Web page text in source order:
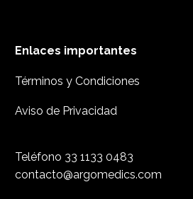
Enlaces importantes
Términos y Condiciones
Aviso de Privacidad
Teléfono 33 1133 0483
contacto@argomedics.com